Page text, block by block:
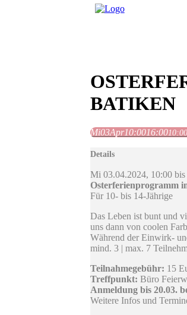
BATIKEN
Mi03Apr10:0016:00
Details
Mi 03.04.2024, 10:00
Osterferienprogramm
Für 10- bis 14-Jährige
Das Leben ist bunt und
uns dann von coolen
Während der Einwirk-
mind. 3 | max. 7
Teilnahmegebühr: 15
Treffpunkt: Büro
Anmeldung bis 20.03.
Weitere Infos und